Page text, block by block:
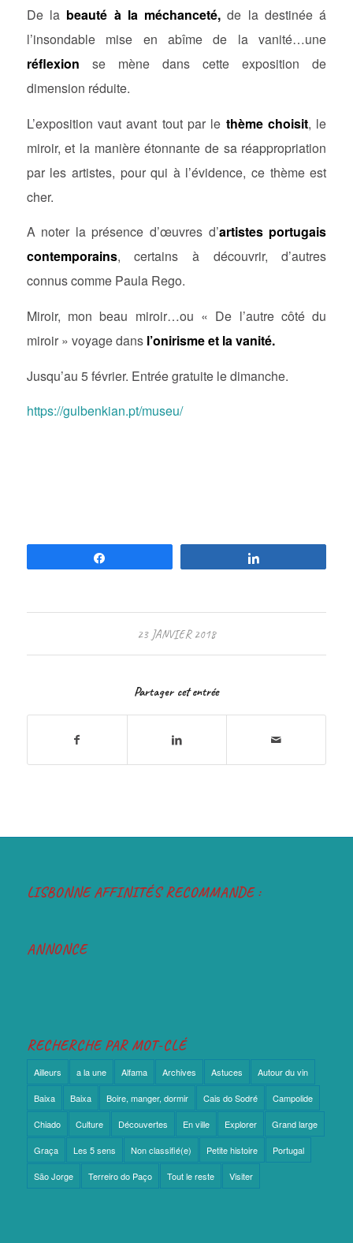
De la beauté à la méchanceté, de la destinée á
l’insondable mise en abîme de la vanité…une
réflexion se mène dans cette exposition de
dimension réduite.
L’exposition vaut avant tout par le thème choisit, le
miroir, et la manière étonnante de sa réappropriation
par les artistes, pour qui à l’évidence, ce thème est
cher.
A noter la présence d’œuvres d’artistes portugais
contemporains, certains à découvrir, d’autres
connus comme Paula Rego.
Miroir, mon beau miroir…ou « De l’autre côté du
miroir » voyage dansl’onirisme et la vanité.
Jusqu’au 5 février. Entrée gratuite le dimanche.
https://gulbenkian.pt/museu/
23 JANVIER 2018
Partager cet entrée
LISBONNE AFFINITÉS RECOMMANDE :
ANNONCE
RECHERCHE PAR MOT-CLÉ
Ailleurs a la une Alfama Archives Astuces Autour du vin
Baixa Baixa Boire, manger, dormir Cais do Sodré Campolide
Chiado Culture Découvertes En ville Explorer Grand large
Graça Les 5 sens Non classifié(e) Petite histoire Portugal
São Jorge Terreiro do Paço Tout le reste Visiter